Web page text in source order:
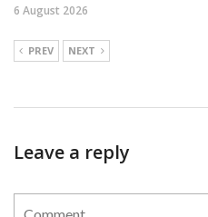
6 August 2026
PREV NEXT
Leave a reply